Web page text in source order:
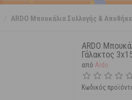
ARDO Μπουκάλια Συλλογής &
ARDO
Γάλακτος
από Ardo
Κωδικός